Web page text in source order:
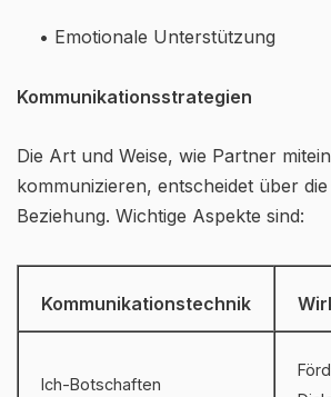
• Emotionale Unterstützung
Kommunikationsstrategien
Die Art und Weise, wie Partner
kommunizieren, entscheidet über
Beziehung. Wichtige Aspekte sind:
Kommunikationstechnik
Ich-Botschaften